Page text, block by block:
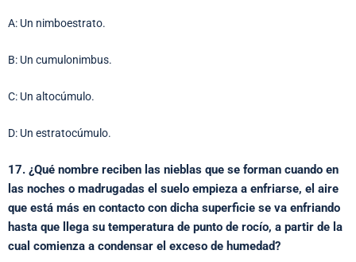
A: Un nimboestrato.
B: Un cumulonimbus.
C: Un altocúmulo.
D: Un estratocúmulo.
17. ¿Qué nombre reciben las nieblas que se forman cuando en
las noches o madrugadas el suelo empieza a enfriarse, el aire
que está más en contacto con dicha superficie se va enfriando
hasta que llega su temperatura de punto de rocío, a partir de la
cual comienza a condensar el exceso de humedad?